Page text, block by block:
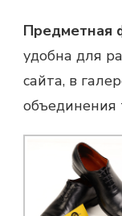
Предметная
удобна для
сайта, в
объединения